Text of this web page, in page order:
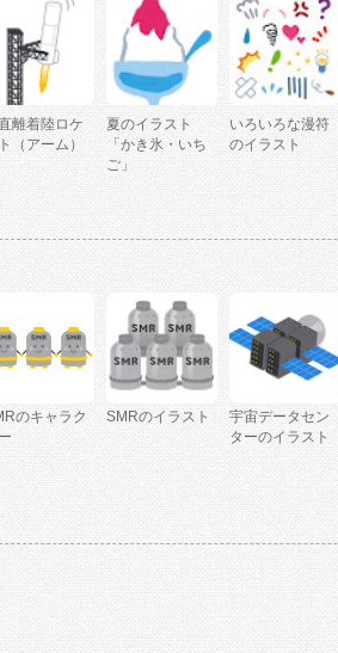
離着陸ロケ
（アーム）
夏のイラスト
「かき氷・いち
ご」
いろいろな漫符
のイラスト
のキャラク
SMRのイラスト
宇宙データセン
ターのイラスト